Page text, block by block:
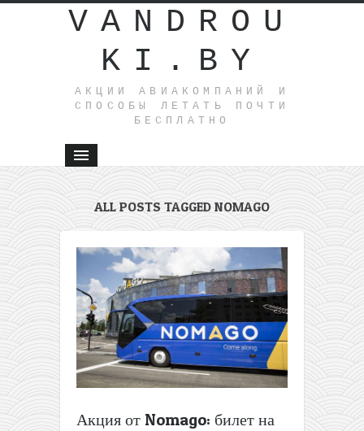
VANDROU
KI.BY
АКЦИИ АВИАКОМПАНИЙ И
СПОСОБЫ ЛЕТАТЬ ПОЧТИ
БЕСПЛАТНО
ALL POSTS TAGGED NOMAGO
Акция от Nomago: билет на